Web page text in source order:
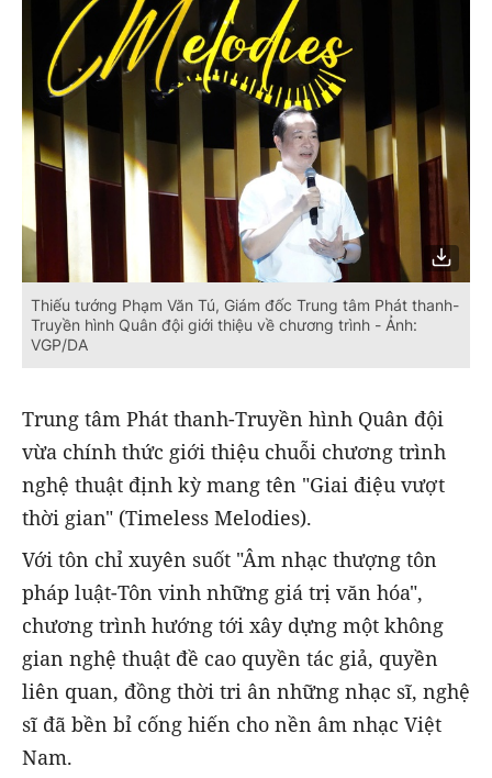
Thiếu tướng Phạm Văn Tú, Giám đốc Trung tâm Phát thanh-
Truyền hình Quân đội giới thiệu về chương trình - Ảnh:
VGP/DA
Trung tâm Phát thanh-Truyền hình Quân đội
vừa chính thức giới thiệu chuỗi chương trình
nghệ thuật định kỳ mang tên "Giai điệu vượt
thời gian" (Timeless Melodies).
Với tôn chỉ xuyên suốt "Âm nhạc thượng tôn
pháp luật-Tôn vinh những giá trị văn hóa",
chương trình hướng tới xây dựng một không
gian nghệ thuật đề cao quyền tác giả, quyền
liên quan, đồng thời tri ân những nhạc sĩ, nghệ
sĩ đã bền bỉ cống hiến cho nền âm nhạc Việt
Nam.